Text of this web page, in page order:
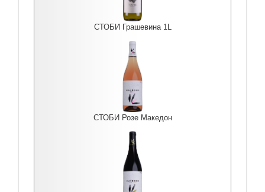
СТОБИ Грашевина 1L
СТОБИ Розе Македон